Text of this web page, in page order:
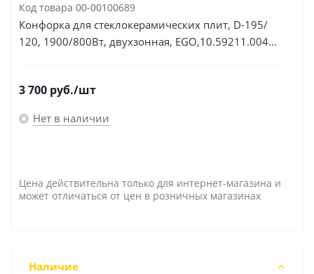
Код товара 00-00100689
Конфорка для стеклокерамических плит, D-195/
120, 1900/800Вт, двухзонная, EGO,10.59211.004...
3 700 руб./шт
Нет в наличии
Цена действительна только для интернет-магазина и
может отличаться от цен в розничных магазинах
Наличие